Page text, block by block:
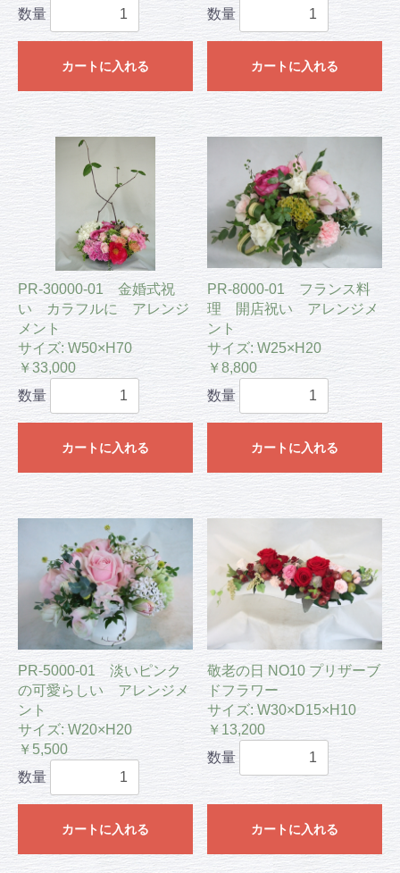
数量
カートに入れる
数量
カートに入れる
PR-30000-01 金婚式祝
い カラフルに アレンジ
メント
サイズ: W50×H70
￥33,000
数量
カートに入れる
PR-8000-01 フランス料
理 開店祝い アレンジメ
ント
サイズ: W25×H20
￥8,800
数量
カートに入れる
PR-5000-01 淡いピンク
の可愛らしい アレンジメ
ント
サイズ: W20×H20
￥5,500
数量
カートに入れる
敬老の日 NO10 プリザーブ
ドフラワー
サイズ: W30×D15×H10
￥13,200
数量
カートに入れる